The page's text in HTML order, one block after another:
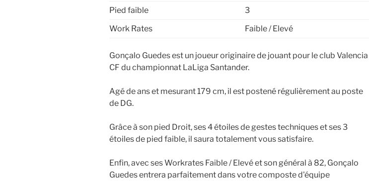
Pied faible
3
Work Rates
Faible / Elevé
Gonçalo Guedes est un joueur originaire de jouant pour le club Valencia
CF du championnat LaLiga Santander.
Agé de ans et mesurant 179 cm, il est postené régulièrement au poste
de DG.
Grâce à son pied Droit, ses 4 étoiles de gestes techniques et ses 3
étoiles de pied faible, il saura totalement vous satisfaire.
Enfin, avec ses Workrates Faible / Elevé et son général à 82, Gonçalo
Guedes entrera parfaitement dans votre composte d'équipe